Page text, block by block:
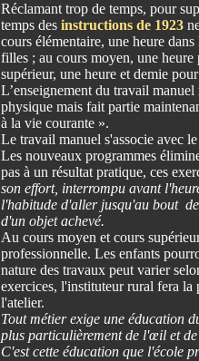
Réclamant trop de temps, pour
temps des instructions de 1923
cours élémentaire, une heure
filles ; au cours moyen, une
supérieur, une heure et demie
L’enseignement du travail
physique mais fait partie
à la vie courante ».
Le travail manuel s'associe avec
Les nouveaux programmes
pas à un résultat pratique, ces
son effort, interrompu avant
l'habitude d'aller jusqu'au bout
d'un objet achevé.
Au cours moyen et cours
professionnelle. Les enfants
nature des travaux peut varier
exercices, l'instituteur rural fera
l'atelier.
Tout métier exige une éducation
plus particulièrement de l'œil et
C'est cette éducation que l'école